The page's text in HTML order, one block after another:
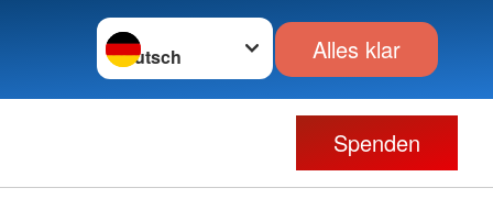
Sprache wechseln zu
Alles klar
Spenden